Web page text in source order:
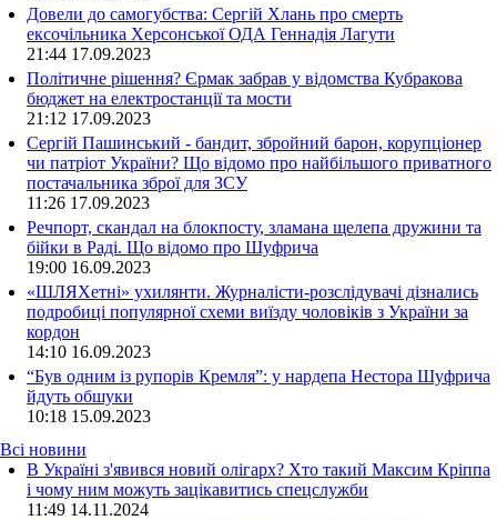
Довели до самогубства: Сергій Хлань про смерть
ексочільника Херсонської ОДА Геннадія Лагути
21:44 17.09.2023
Політичне рішення? Єрмак забрав у відомства Кубракова
бюджет на електростанції та мости
21:12 17.09.2023
Сергій Пашинський - бандит, збройний барон, корупціонер
чи патріот України? Що відомо про найбільшого приватного
постачальника зброї для ЗСУ
11:26 17.09.2023
Речпорт, скандал на блокпосту, зламана щелепа дружини та
бійки в Раді. Що відомо про Шуфрича
19:00 16.09.2023
«ШЛЯХетні» ухилянти. Журналісти-розслідувачі дізнались
подробиці популярної схеми виїзду чоловіків з України за
кордон
14:10 16.09.2023
“Був одним із рупорів Кремля”: у нардепа Нестора Шуфрича
йдуть обшуки
10:18 15.09.2023
Всі новини
В Україні з'явився новий олігарх? Хто такий Максим Кріппа
і чому ним можуть зацікавитись спецслужби
11:49 14.11.2024